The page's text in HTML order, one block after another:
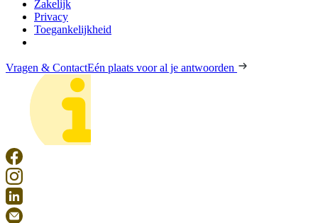
Zakelijk
Privacy
Toegankelijkheid
Vragen & ContactEén plaats voor al je antwoorden